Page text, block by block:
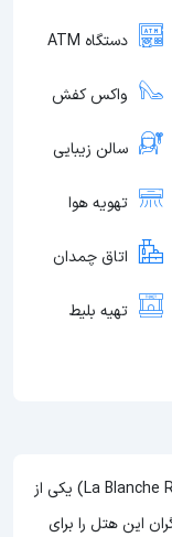
دستگاه ATM
واکس کفش
سالن زیبایی
تهویه هوا
اتاق چمدان
تهیه بلیط
هتل لا بلانچ ریزورت اند اسپا (La Blanche Resort And Spa) یکی از
این هتل را برای